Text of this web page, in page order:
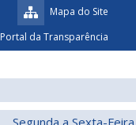
Mapa do Site
Portal da Transparência
Segunda a Sexta-